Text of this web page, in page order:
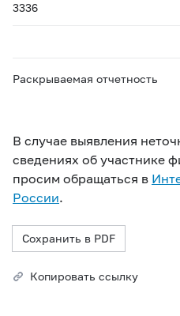
3336
Раскрываемая отчетность
В случае выявления
сведениях об участнике
просим обращаться в
России.
Сохранить в PDF
Копировать ссылку